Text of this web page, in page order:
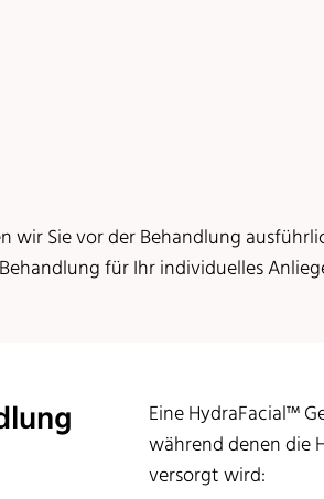
wir Sie vor der Behandlung
für Ihr individuelles
Eine HydraFacial™
während denen die
versorgt wird: